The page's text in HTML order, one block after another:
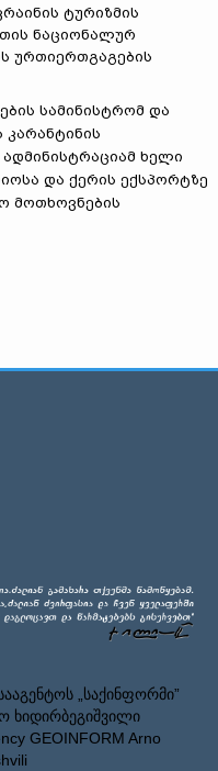
ტურიზმის
ნაციონალურ
ურთიერთგაგების
სამინისტრომ და
კარანტინის
ხელი
და ქერის ექსპორტზე
მოთხოვნების
„საქინფორმი”
ხიდირბეგიშვილი
GEOINFORM Arno